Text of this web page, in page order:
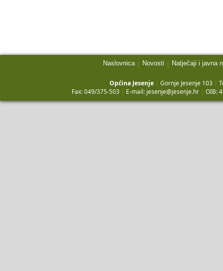
Naslovnica | Novosti | Natječaji i javna
Općina Jesenje | Gornje Jesenje 103 |
Fax: 049/375-503 | E-mail: jesenje@jesenje.hr | OIB: